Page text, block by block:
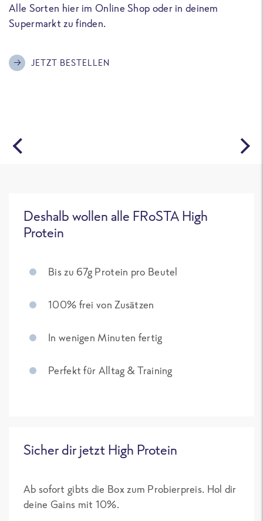
Alle Sorten hier im Online Shop oder in deinem
Supermarkt zu finden.
JETZT BESTELLEN
Deshalb wollen alle FRoSTA High
Protein
Bis zu 67g Protein pro Beutel
100% frei von Zusätzen
In wenigen Minuten fertig
Perfekt für Alltag & Training
Sicher dir jetzt High Protein
Ab sofort gibts die Box zum Probierpreis. Hol dir
deine Gains mit 10%.